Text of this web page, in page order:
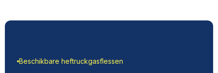
Beschikbare heftruckgasflessen